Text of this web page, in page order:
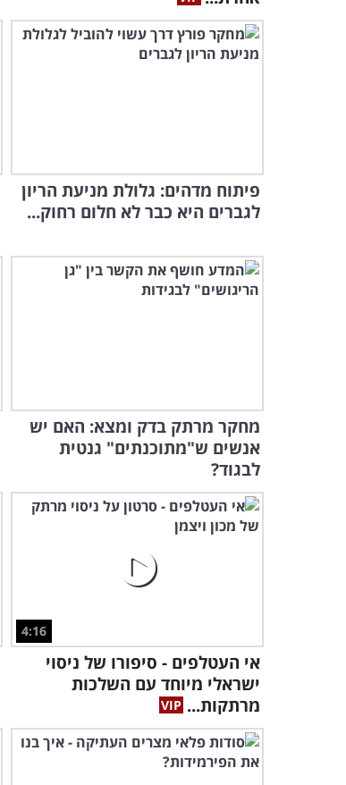
פיתוח מדהים: גלולת מניעת הריון
לגברים היא כבר לא חלום רחוק...
מחקר מרתק בדק ומצא: האם יש
אנשים ש"מתוכנתים" גנטית
לבגוד?
4:16
אי העטלפים - סיפורו של ניסוי
ישראלי מיוחד עם השלכות
מרתקות...